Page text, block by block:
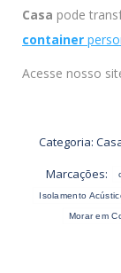
Casa pode
container
Acesse nosso
Categoria:
Marcações:
Isolamento
Morar em